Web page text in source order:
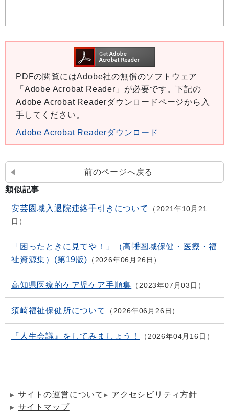
PDFの閲覧にはAdobe社の無償のソフトウェア
「Adobe Acrobat Reader」が必要です。下記の
Adobe Acrobat Readerダウンロードページから入
手してください。
Adobe Acrobat Readerダウンロード
前のページへ戻る
類似記事
安芸圏域入退院連絡手引きについて
2021年10月21
日
「困ったときに見てや！」（高幡圏域保健・医療・福
祉資源集）(第19版)
2026年06月26日
高知県医療的ケア児ケア手順集 2023年07月03日
須崎福祉保健所について 2026年06月26日
『人生会議』をしてみましょう！ 2026年04月16日
サイトの運営について
アクセシビリティ方針
サイトマップ